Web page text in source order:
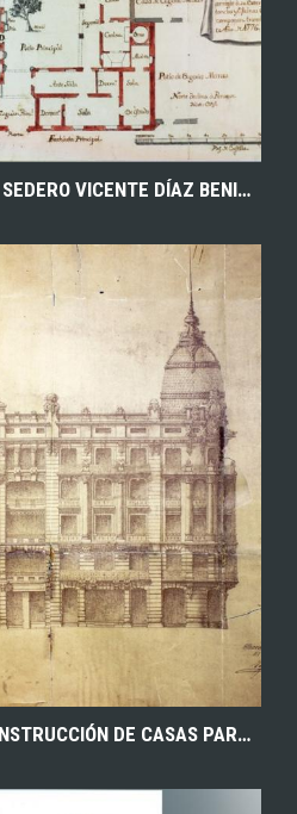
PLANO DE LA CASA DEL SEDERO VICENTE DÍAZ BENITO, EN NAMBROCA. (TOLEDO). 1776. ARCHIVO HISTÓRICO PROVINCIAL DE TOLEDO.
PROYECTO PARA LA CONSTRUCCIÓN DE CASAS PARTICULARES EN LA CALLE MARQUÉS DE MOLINS EN SU CONFLUENCIA CON LA CALLE MAYOR DE ALBACETE, REALIZADO POR EL ARQUITECTO MIGUEL ORTÍZ E IRIBAS. 1922. ARCHIVO HISTÓRICO PROVINCIAL DE ALBACETE.